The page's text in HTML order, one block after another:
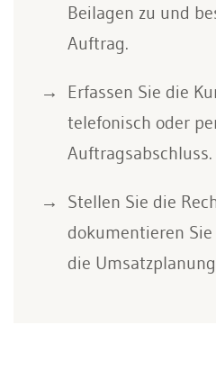
Beilagen zu und
Auftrag.
Erfassen Sie die
telefonisch oder
Auftragsabschluss.
Stellen Sie die
dokumentieren
die